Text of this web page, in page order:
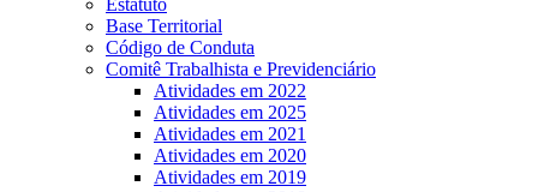
Estatuto
Base Territorial
Código de Conduta
Comitê Trabalhista e Previdenciário
Atividades em 2022
Atividades em 2025
Atividades em 2021
Atividades em 2020
Atividades em 2019